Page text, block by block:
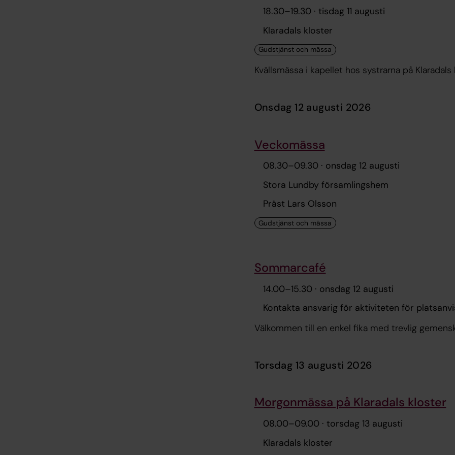
18.30–19.30 · tisdag 11 augusti
Klaradals kloster
Kvällsmässa i kapellet hos systrarna på Klaradals
onsdag 12 augusti 2026
Veckomässa
08.30–09.30 · onsdag 12 augusti
Stora Lundby församlingshem
Präst Lars Olsson
Sommarcafé
14.00–15.30 · onsdag 12 augusti
Kontakta ansvarig för aktiviteten för
Välkommen till en enkel fika med trevlig
torsdag 13 augusti 2026
Morgonmässa på Klaradals kloster
08.00–09.00 · torsdag 13 augusti
Klaradals kloster